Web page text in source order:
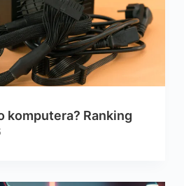
komputera? Ranking